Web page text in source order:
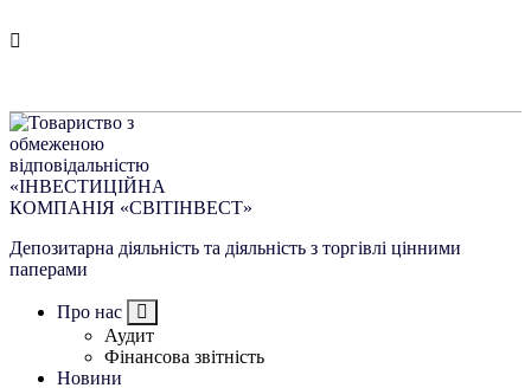
до
Депозитарна діяльність та діяльність з торгівлі цінними
паперами
Про нас
Аудит
Фінансова звітність
Новини